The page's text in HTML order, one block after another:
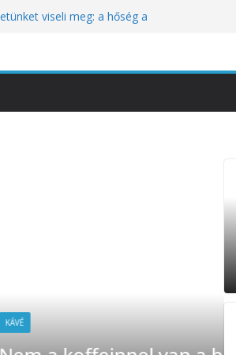
viseli meg: a hőség a
Sajtóesemény